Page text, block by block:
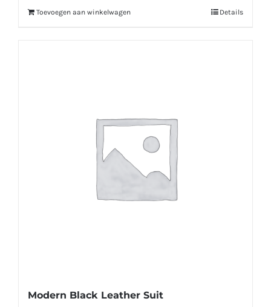
Toevoegen aan winkelwagen Details
Modern Black Leather Suit